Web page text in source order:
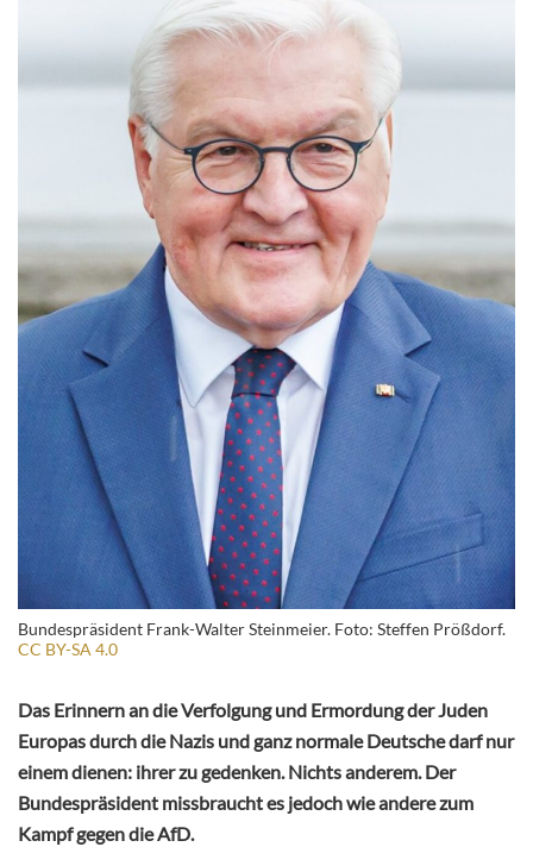
Bundespräsident Frank-Walter Steinmeier. Foto: Steffen Prößdorf.
CC BY-SA 4.0
Das Erinnern an die Verfolgung und Ermordung der Juden
Europas durch die Nazis und ganz normale Deutsche darf nur
einem dienen: ihrer zu gedenken. Nichts anderem. Der
Bundespräsident missbraucht es jedoch wie andere zum
Kampf gegen die AfD.